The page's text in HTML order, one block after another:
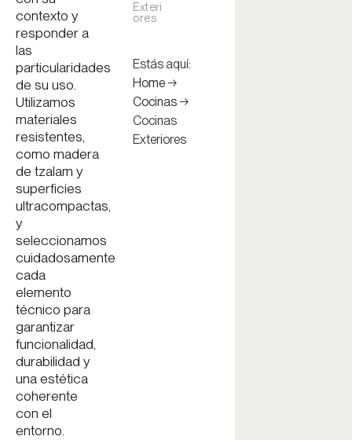
contexto y
responder a
las
particularidades
de su uso.
Utilizamos
materiales
resistentes,
como madera
de tzalam y
superficies
ultracompactas,
y
seleccionamos
cuidadosamente
cada
elemento
técnico para
garantizar
funcionalidad,
durabilidad y
una estética
coherente
con el
entorno.
Exteri
ores
Estás aquí:
Home→
Cocinas→
Cocinas
Exteriores